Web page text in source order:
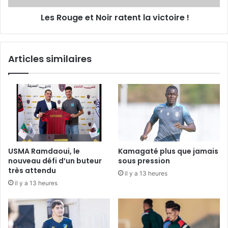
Les Rouge et Noir ratent la victoire !
Articles similaires
USMA Ramdaoui, le
nouveau défi d’un buteur
très attendu
il y a 13 heures
Kamagaté plus que jamais
sous pression
il y a 13 heures